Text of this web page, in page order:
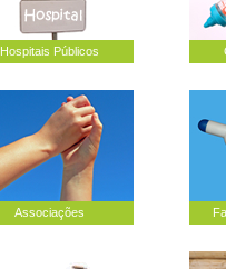
Hospitais Públicos
Associações